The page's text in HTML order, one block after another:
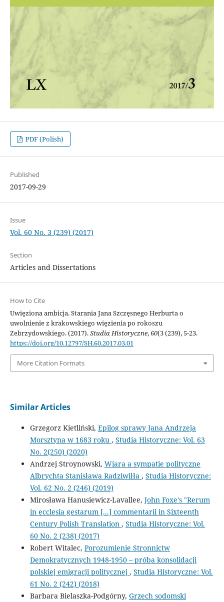
PDF (Polish)
Published
2017-09-29
Issue
Vol. 60 No. 3 (239) (2017)
Section
Articles and Dissertations
How to Cite
Uwięziona ambicja. Starania Jana Szczęsnego Herburta o
uwolnienie z krakowskiego więzienia po rokoszu
Zebrzydowskiego. (2017).Studia Historyczne,60(3 (239), 5-23.
https://doi.org/10.12797/SH.60.2017.03.01
More Citation Formats
Similar Articles
Grzegorz Kietliński, Epilog sprawy Jana Andrzeja
Morsztyna w 1683 roku , Studia Historyczne: Vol. 63
No. 2(250) (2020)
Andrzej Stroynowski, Wiara a sympatie polityczne
Albrychta Stanisława Radziwiłła , Studia Historyczne:
Vol. 62 No. 2 (246) (2019)
Mirosława Hanusiewicz-Lavallee, John Foxe's "Rerum
in ecclesia gestarum [...] commentarii in Sixteenth
Century Polish Translation , Studia Historyczne: Vol.
60 No. 2 (238) (2017)
Robert Witalec, Porozumienie Stronnictw
Demokratycznych 1948-1950 – próba konsolidacji
polskiej emigracji politycznej , Studia Historyczne: Vol.
61 No. 2 (242) (2018)
Barbara Bielaszka-Podgórny, Grzech sodomski